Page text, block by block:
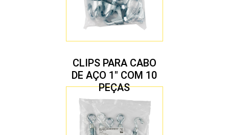
CLIPS PARA CABO
DE AÇO 1″ COM 10
PEÇAS